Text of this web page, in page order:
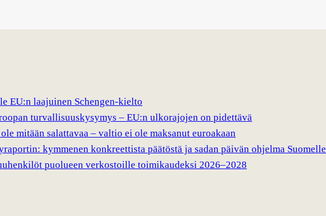
EU:n laajuinen Schengen-kielto
turvallisuuskysymys – EU:n ulkorajojen on pidettävä
mitään salattavaa – valtio ei ole maksanut euroakaan
kymmenen konkreettista päätöstä ja sadan päivän ohjelma Suomelle
puolueen verkostoille toimikaudeksi 2026–2028